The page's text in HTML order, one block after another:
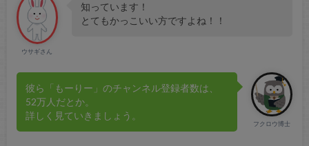
ウサギさん
知っています！
とてもかっこいい方ですよね！！
フクロウ博士
彼ら「もーりー」のチャンネル登録者数は、
52万人だとか。
詳しく見ていきましょう。